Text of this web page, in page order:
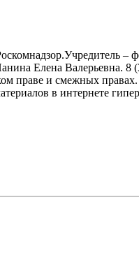
–
Елена Валерьевна. 8
праве и смежных
в интернете